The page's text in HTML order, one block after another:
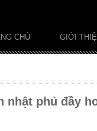
CHỦ GIỚI
nhật phủ đầy